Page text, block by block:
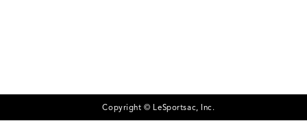
Copyright © LeSportsac, Inc.